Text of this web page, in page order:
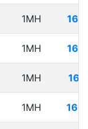
1MH
1MH
1MH
1MH